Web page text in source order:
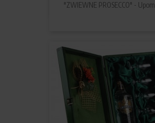
"ZWIEWNE PROSECCO" -